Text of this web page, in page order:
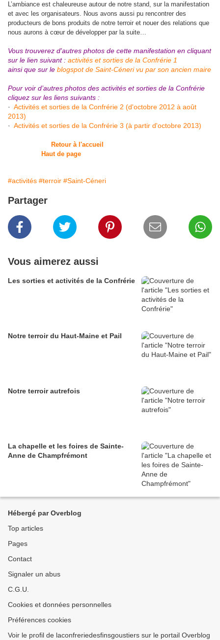
L’ambiance est chaleureuse autour de notre stand, sur la manifestation
et avec les organisateurs. Nous avons aussi pu rencontrer des
producteurs de bons produits de notre terroir et nouer des relations que
nous aurons à cœur de développer par la suite…
Vous trouverez d'autres photos de cette manifestation en cliquant
sur le lien suivant : activités et sorties de la Confrérie 1
ainsi que sur le blogspot de Saint-Céneri vu par son ancien maire
Pour voir d’autres photos des activités et sorties de la Confrérie
cliquez sur les liens suivants :
· Activités et sorties de la Confrérie 2 (d'octobre 2012 à août
2013)
· Activités et sorties de la Confrérie 3 (à partir d'octobre 2013)
Retour à l'accueil
Haut de page
#activités #terroir #Saint-Céneri
Partager
Vous aimerez aussi
Les sorties et activités de la Confrérie
Notre terroir du Haut-Maine et Pail
Notre terroir autrefois
La chapelle et les foires de Sainte-
Anne de Champfrémont
Hébergé par Overblog
Top articles
Pages
Contact
Signaler un abus
C.G.U.
Cookies et données personnelles
Préférences cookies
Voir le profil de laconfreriedesfinsgoustiers sur le portail Overblog